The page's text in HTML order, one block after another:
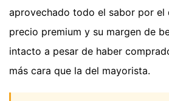
aprovechado todo el sabor por el
precio premium y su margen de
intacto a pesar de haber
más cara que la del mayorista.